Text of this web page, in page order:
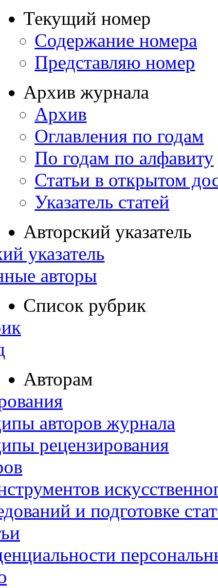
Текущий номер
Содержание номера
Представляю номер
Архив журнала
Архив
Оглавления по годам
По годам по алфавиту
Статьи в открытом
Указатель статей
Авторский указатель
указатель
авторы
Список рубрик
Авторам
авторов журнала
рецензирования
и подготовке